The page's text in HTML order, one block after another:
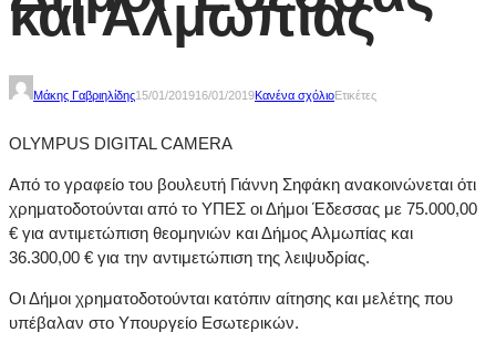
και Αλμωπίας
Μάκης Γαβριηλίδης15/01/201916/01/2019Κανένα σχόλιοΕτικέτες
OLYMPUS DIGITAL CAMERA
Από το γραφείο του βουλευτή Γιάννη Σηφάκη ανακοινώνεται ότι
χρηματοδοτούνται από το ΥΠΕΣ οι Δήμοι Έδεσσας με 75.000,00
€ για αντιμετώπιση θεομηνιών και Δήμος Αλμωπίας και
36.300,00 € για την αντιμετώπιση της λειψυδρίας.
Οι Δήμοι χρηματοδοτούνται κατόπιν αίτησης και μελέτης που
υπέβαλαν στο Υπουργείο Εσωτερικών.